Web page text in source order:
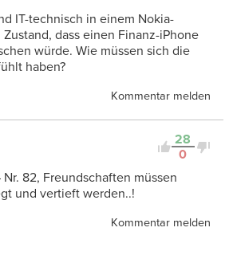
IT-technisch in einem Nokia-
dass einen Finanz-iPhone
würde. Wie müssen sich die
haben?
Kommentar melden
28
0
82, Freundschaften müssen
und vertieft werden..!
Kommentar melden